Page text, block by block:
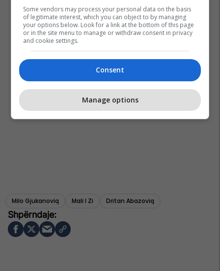
Milo Gjukanoviq Mali I Zi Dritan Abazoviq
Some vendors may process your personal data on the basis
of legitimate interest, which you can object to by managing
your options below. Look for a link at the bottom of this page
or in the site menu to manage or withdraw consent in privacy
and cookie settings.
Consent
Manage options